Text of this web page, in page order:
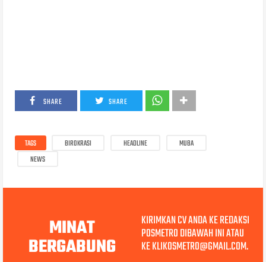
SHARE SHARE
TAGS BIROKRASI HEADLINE
MUBA
NEWS
MINAT
BERGABUNG
KIRIMKAN CV ANDA KE REDAKSI
POSMETRO DIBAWAH INI ATAU
KE KLIKOSMETRO@GMAIL.COM.